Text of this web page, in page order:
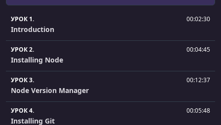
УРОК 1. 00:02:30
Introduction
УРОК 2. 00:04:45
Installing Node
УРОК 3. 00:12:37
Node Version Manager
УРОК 4. 00:05:48
Installing Git